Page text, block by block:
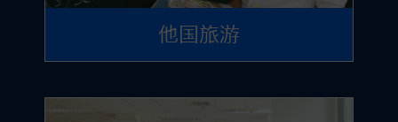
他国旅游